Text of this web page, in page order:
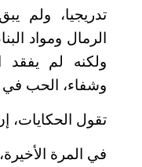
تدريجيا، ولم
الرمال ومواد
ولكنه لم يفقد
وشفاء، الحب في
تقول الحكايات،
في المرة